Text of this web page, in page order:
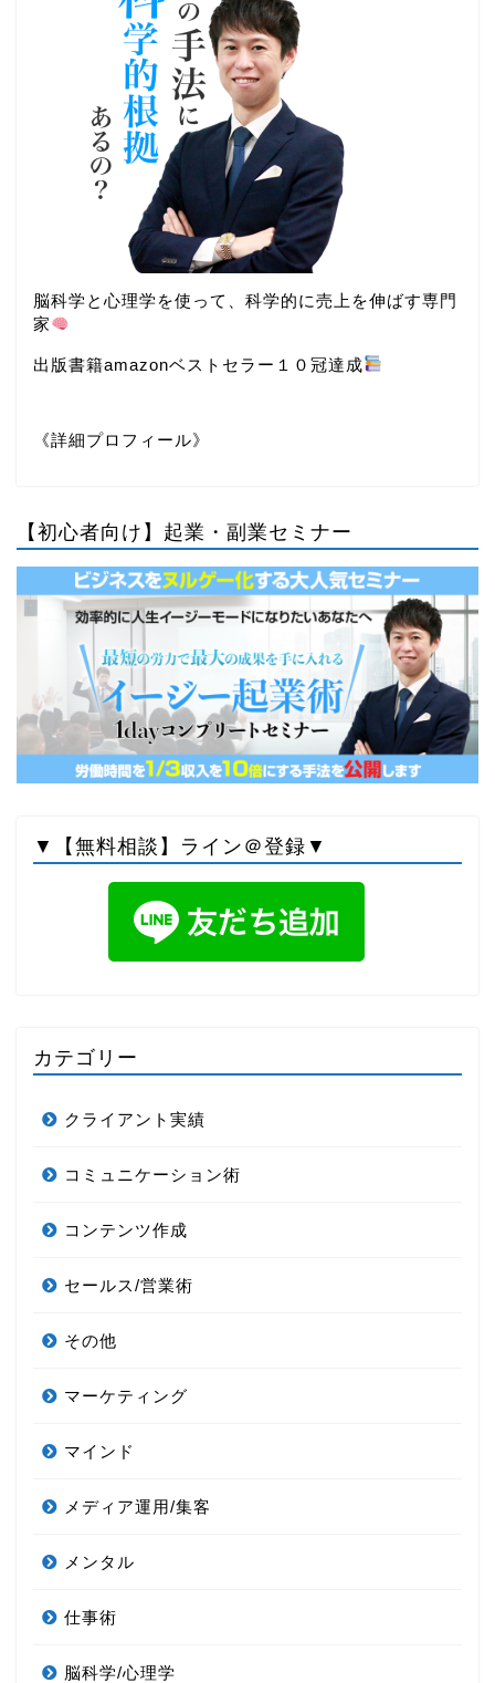
脳科学と心理学を使って、科学的に売上を伸ばす専門
家
出版書籍amazonベストセラー１０冠達成
《詳細プロフィール》
【初心者向け】起業・副業セミナー
▼【無料相談】ライン＠登録▼
カテゴリー
クライアント実績
コミュニケーション術
コンテンツ作成
セールス/営業術
その他
マーケティング
マインド
メディア運用/集客
メンタル
仕事術
脳科学/心理学